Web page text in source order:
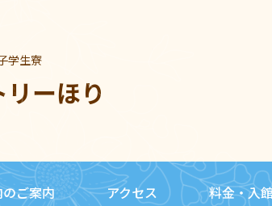
学生寮
リーほり
ご案内 アクセス 料金・入